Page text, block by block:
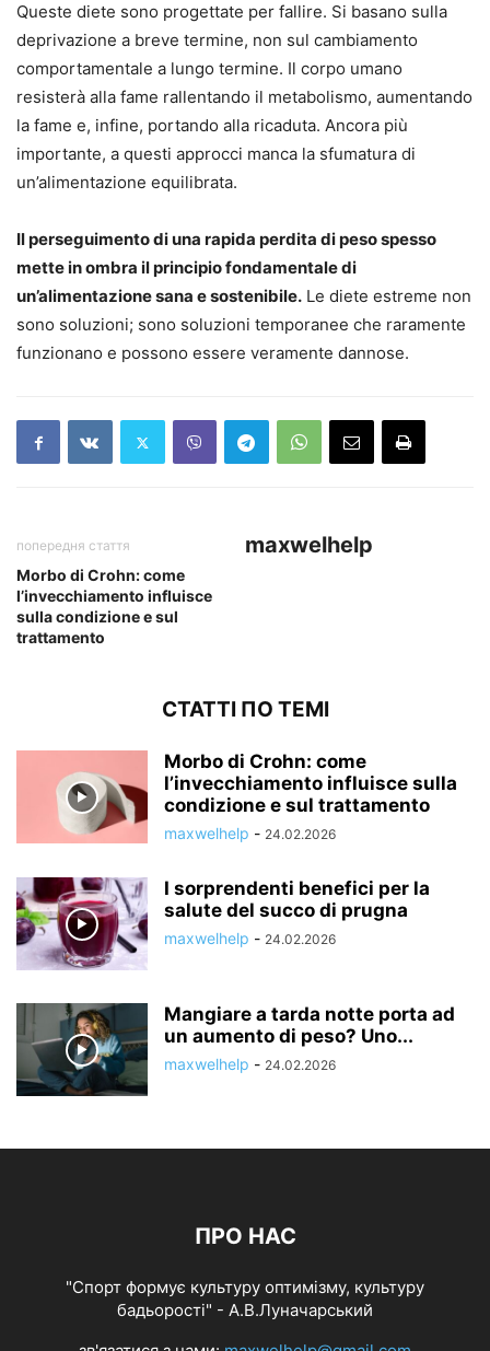
Queste diete sono progettate per fallire. Si basano sulla
deprivazione a breve termine, non sul cambiamento
comportamentale a lungo termine. Il corpo umano
resisterà alla fame rallentando il metabolismo, aumentando
la fame e, infine, portando alla ricaduta. Ancora più
importante, a questi approcci manca la sfumatura di
un’alimentazione equilibrata.
Il perseguimento di una rapida perdita di peso spesso
mette in ombra il principio fondamentale di
un’alimentazione sana e sostenibile. Le diete estreme non
sono soluzioni; sono soluzioni temporanee che raramente
funzionano e possono essere veramente dannose.
попередня стаття
Morbo di Crohn: come
l’invecchiamento influisce
sulla condizione e sul
trattamento
maxwelhelp
СТАТТІ ПО ТЕМІ
Morbo di Crohn: come
l’invecchiamento influisce sulla
condizione e sul trattamento
maxwelhelp - 24.02.2026
I sorprendenti benefici per la
salute del succo di prugna
maxwelhelp - 24.02.2026
Mangiare a tarda notte porta ad
un aumento di peso? Uno...
maxwelhelp - 24.02.2026
ПРО НАС
"Спорт формує культуру оптимізму, культуру
бадьорості" - А.В.Луначарський